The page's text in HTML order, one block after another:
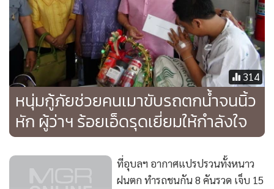
314
หนุ่มกู้ภัยช่วยคนเมาขับรถตกน้ำจนนิ้ว
หัก ผู้ว่าฯ ร้อยเอ็ดรุดเยี่ยมให้กำลังใจ
ที่อุบลฯ อากาศแปรปรวนทั้งหนาว
ฝนตก ทำรถชนกัน 8 คันรวด เจ็บ 15